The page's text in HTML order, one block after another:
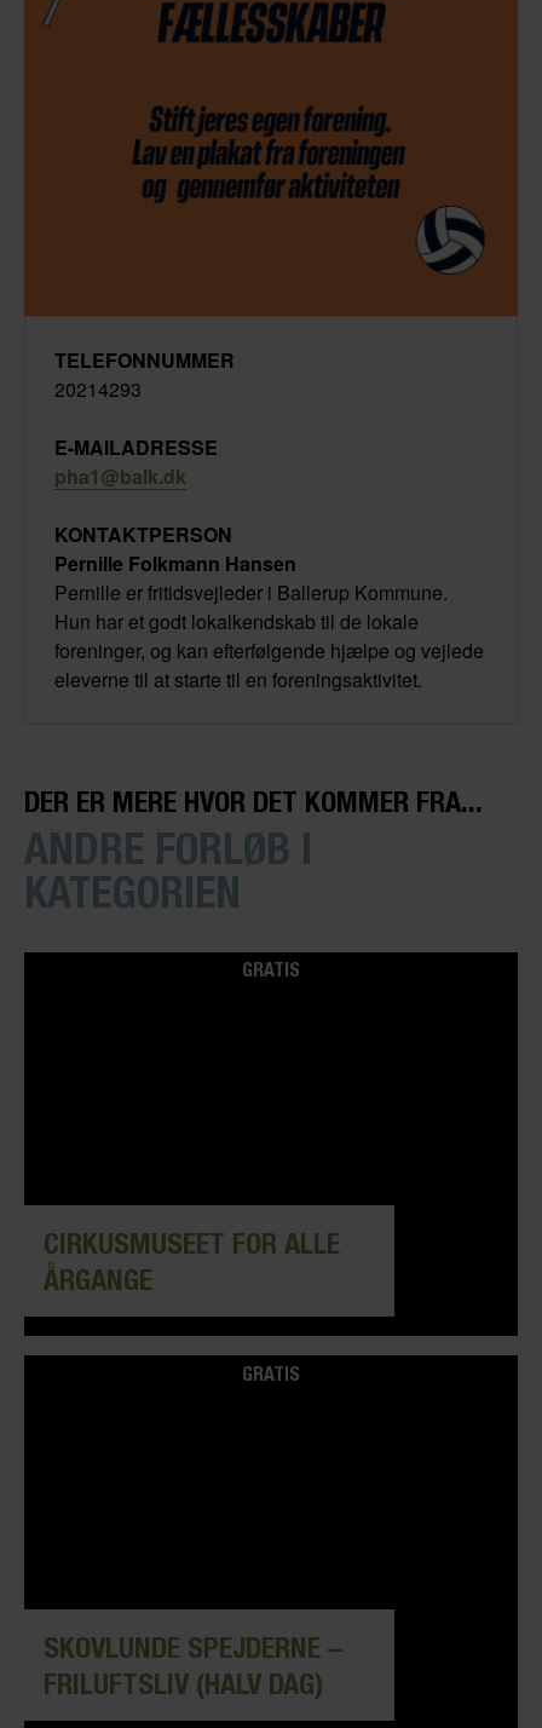
TELEFONNUMMER
20214293
E-MAILADRESSE
pha1@balk.dk
KONTAKTPERSON
Pernille Folkmann Hansen
Pernille er fritidsvejleder i Ballerup Kommune.
Hun har et godt lokalkendskab til de lokale
foreninger, og kan efterfølgende hjælpe og vejlede
eleverne til at starte til en foreningsaktivitet.
DER ER MERE HVOR DET KOMMER FRA...
ANDRE FORLØB I
KATEGORIEN
GRATIS
CIRKUSMUSEET FOR ALLE
ÅRGANGE
GRATIS
SKOVLUNDE SPEJDERNE –
FRILUFTSLIV (HALV DAG)